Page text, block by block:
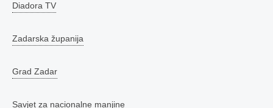
Diadora TV
Zadarska županija
Grad Zadar
Savjet za nacionalne manjine